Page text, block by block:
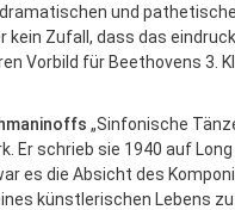
und
kein Zufall, dass das
Vorbild für Beethovens 3.
„Sinfonische
Er schrieb sie 1940 auf Long
es die Absicht des
künstlerischen Lebens zu